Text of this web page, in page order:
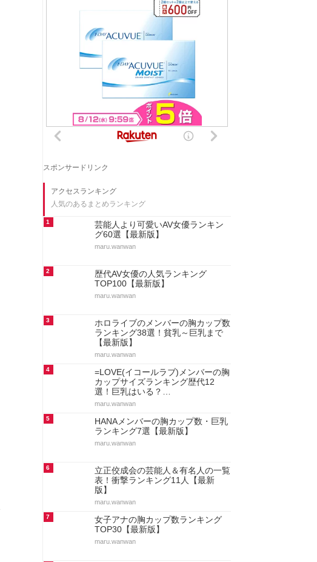
スポンサードリンク
アクセスランキング
人気のあるまとめランキング
1
芸能人より可愛いAV女優ランキン
グ60選【最新版】
maru.wanwan
2
歴代AV女優の人気ランキング
TOP100【最新版】
maru.wanwan
3
ホロライブのメンバーの胸カップ数
ランキング38選！貧乳～巨乳まで
【最新版】
maru.wanwan
4
=LOVE(イコールラブ)メンバーの胸
カップサイズランキング歴代12
選！巨乳はいる？…
maru.wanwan
5
HANAメンバーの胸カップ数・巨乳
ランキング7選【最新版】
maru.wanwan
6
立正佼成会の芸能人＆有名人の一覧
表！衝撃ランキング11人【最新
版】
maru.wanwan
7
女子アナの胸カップ数ランキング
TOP30【最新版】
maru.wanwan